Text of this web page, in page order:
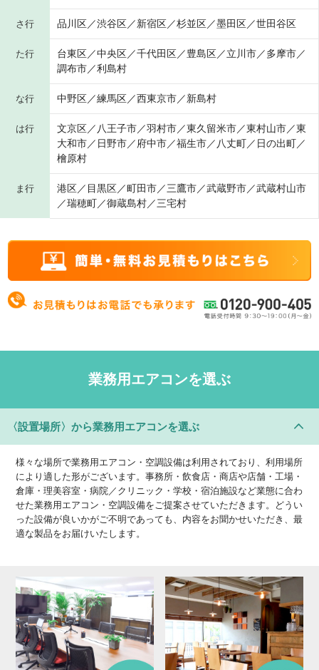
さ行 品川区／渋谷区／新宿区／杉並区／墨田区／世田谷区
た行
台東区／中央区／千代田区／豊島区／立川市／多摩市／
調布市／利島村
な行 中野区／練馬区／西東京市／新島村
は行
文京区／八王子市／羽村市／東久留米市／東村山市／東
大和市／日野市／府中市／福生市／八丈町／日の出町／
檜原村
ま行
港区／目黒区／町田市／三鷹市／武蔵野市／武蔵村山市
／瑞穂町／御蔵島村／三宅村
業務用エアコンを選ぶ
〈設置場所〉 から業務用エアコンを選ぶ
様々な場所で業務用エアコン・空調設備は利用されており、利用場所
により適した形がございます。事務所・飲食店・商店や店舗・工場・
倉庫・理美容室・病院／クリニック・学校・宿泊施設など業態に合わ
せた業務用エアコン・空調設備をご提案させていただきます。どうい
った設備が良いかがご不明であっても、内容をお聞かせいただき、最
適な製品をお届けいたします。